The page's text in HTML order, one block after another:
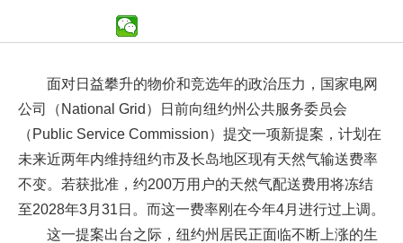
面对日益攀升的物价和竞选年的政治压力，国家电网
公司（National Grid）日前向纽约州公共服务委员会
（Public Service Commission）提交一项新提案，计划在
未来近两年内维持纽约市及长岛地区现有天然气输送费率
不变。若获批准，约200万用户的天然气配送费用将冻结
至2028年3月31日。而这一费率刚在今年4月进行过上调。
这一提案出台之际，纽约州居民正面临不断上涨的生